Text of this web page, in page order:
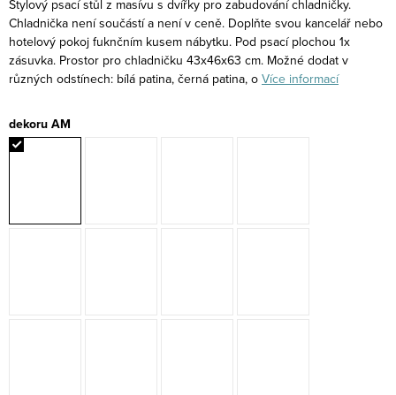
Stylový psací stůl z masívu s dvířky pro zabudování chladničky.
Chladnička není součástí a není v ceně. Doplňte svou kancelář nebo
hotelový pokoj fuknčním kusem nábytku. Pod psací plochou 1x
zásuvka. Prostor pro chladničku 43x46x63 cm. Možné dodat v
různých odstínech: bílá patina, černá patina, o Více informací
dekoru AM